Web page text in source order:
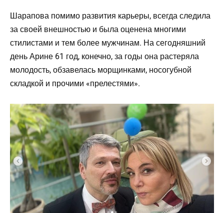
Шарапова помимо развития карьеры, всегда следила
за своей внешностью и была оценена многими
стилистами и тем более мужчинам. На сегодняшний
день Арине 61 год, конечно, за годы она растеряла
молодость, обзавелась морщинками, носогубной
складкой и прочими «прелестями».